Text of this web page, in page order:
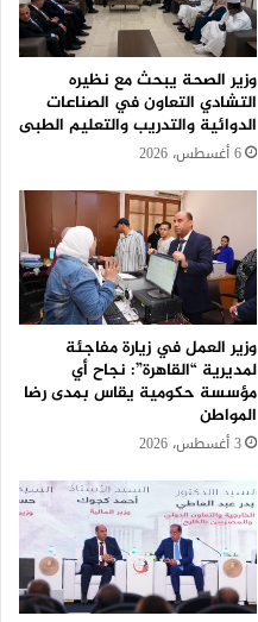
وزير الصحة يبحث مع نظيره
التشادي التعاون في الصناعات
الدوائية والتدريب والتعليم الطبى
6 أغسطس، 2026
وزير العمل في زيارة مفاجئة
لمديرية “القاهرة”: نجاح أي
مؤسسة حكومية يقاس بمدى رضا
المواطن
3 أغسطس، 2026